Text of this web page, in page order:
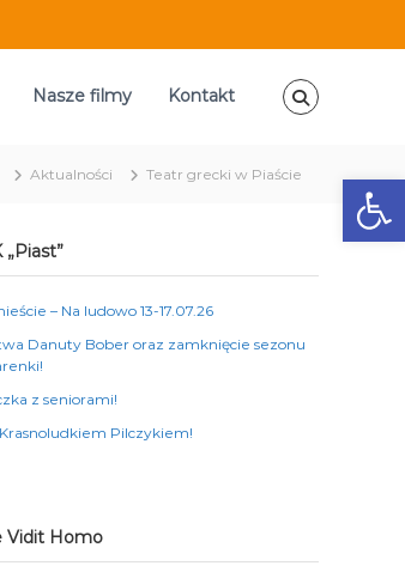
Nasze filmy Kontakt
Aktualności Teatr grecki w Piaście
– Na ludowo 13-17.07.26
Danuty Bober oraz zamknięcie sezonu
z seniorami!
Pilczykiem!
Vidit Homo